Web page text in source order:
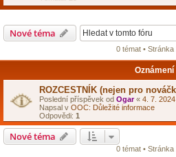
Nové téma
0 témat • Stránka
Oznámení
ROZCESTNÍK (nejen pro
Poslední příspěvek od Ogar« 4. 7.
Napsal v OOC: Důležité informace
Odpovědi: 1
Nové téma
0 témat • Stránka